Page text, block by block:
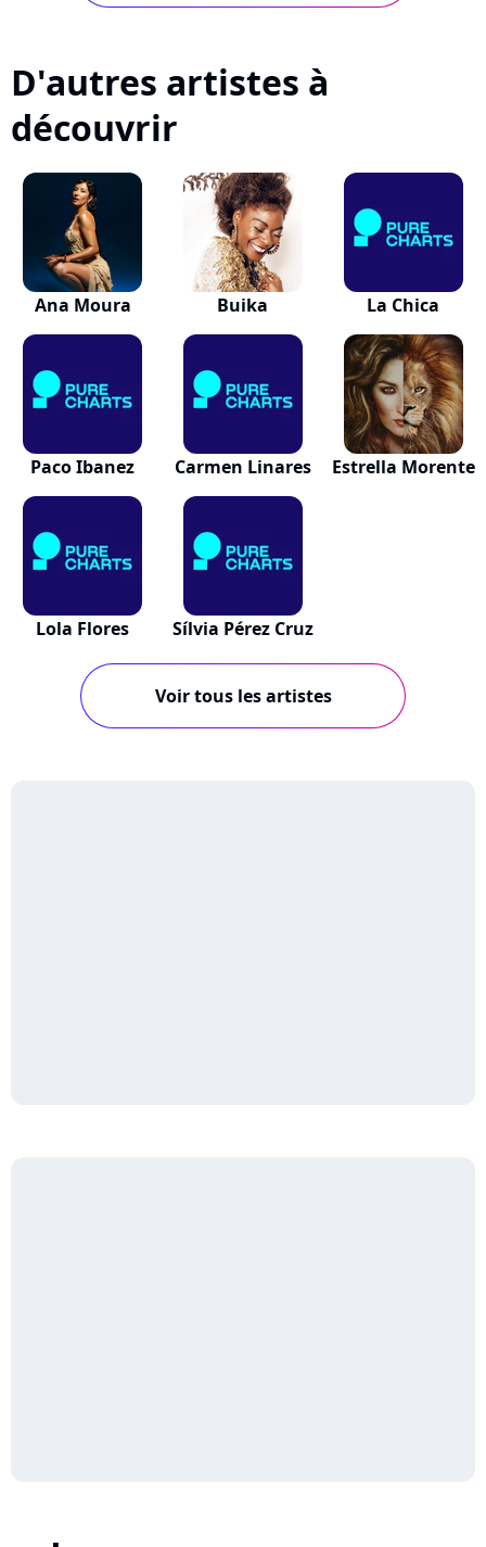
D'autres artistes à
découvrir
Ana Moura Buika La Chica
Paco Ibanez Carmen Linares Estrella Morente
Lola Flores Sílvia Pérez Cruz
Voir tous les artistes